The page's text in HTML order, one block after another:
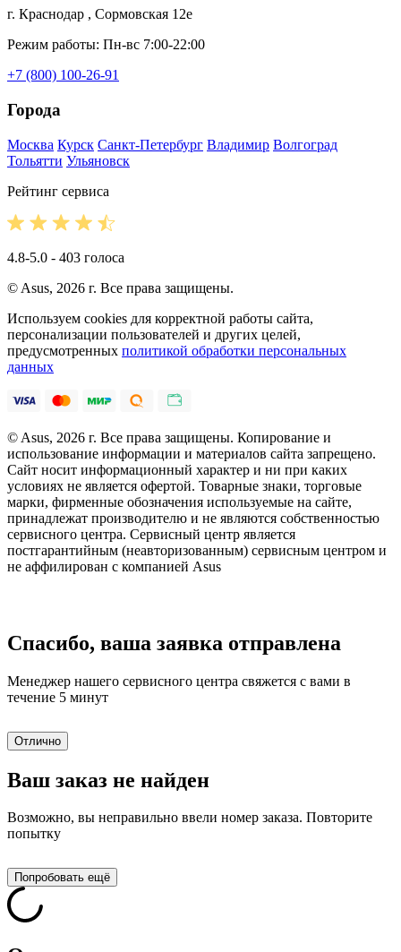
г. Краснодар , Сормовская 12е
Режим работы: Пн-вс 7:00-22:00
+7 (800) 100-26-91
Города
Москва Курск Санкт-Петербург Владимир Волгоград
Тольятти Ульяновск
Рейтинг сервиса
4.8-5.0 - 403 голоса
© Asus, 2026 г. Все права защищены.
Используем cookies для корректной работы сайта,
персонализации пользователей и других целей,
предусмотренных политикой обработки персональных
данных
© Asus, 2026 г. Все права защищены. Копирование и
использование информации и материалов сайта запрещено.
Сайт носит информационный характер и ни при каких
условиях не является офертой. Товарные знаки, торговые
марки, фирменные обозначения используемые на сайте,
принадлежат производителю и не являются собственностью
сервисного центра. Сервисный центр является
постгарантийным (неавторизованным) сервисным центром и
не аффилирован с компанией Asus
Спасибо, ваша заявка отправлена
Менеджер нашего сервисного центра свяжется с вами в
течение 5 минут
Отлично
Ваш заказ не найден
Возможно, вы неправильно ввели номер заказа. Повторите
попытку
Попробовать ещё